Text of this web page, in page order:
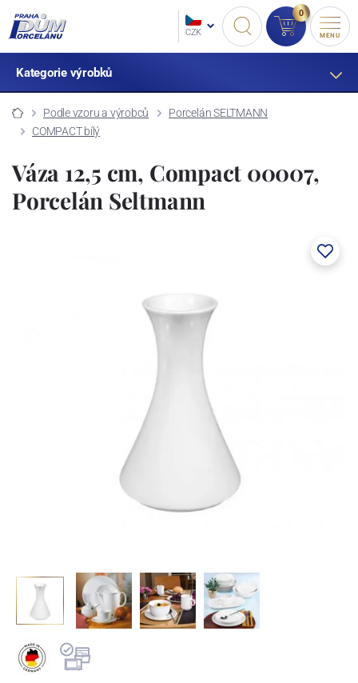
CZK
0
MENU
Kategorie výrobků
Podle vzoru a výrobců
Porcelán SELTMANN
COMPACT bílý
Váza 12,5 cm, Compact 00007,
Porcelán Seltmann